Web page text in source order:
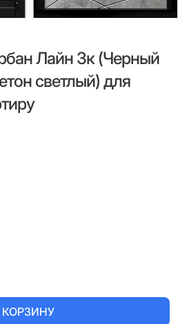
Лайн 3к (Черный
светлый) для
КОРЗИНУ